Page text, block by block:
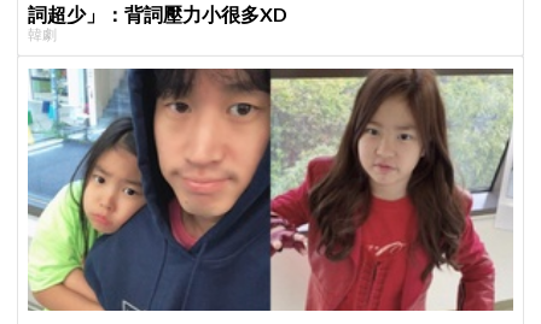
詞超少」：背詞壓力小很多XD
韓劇